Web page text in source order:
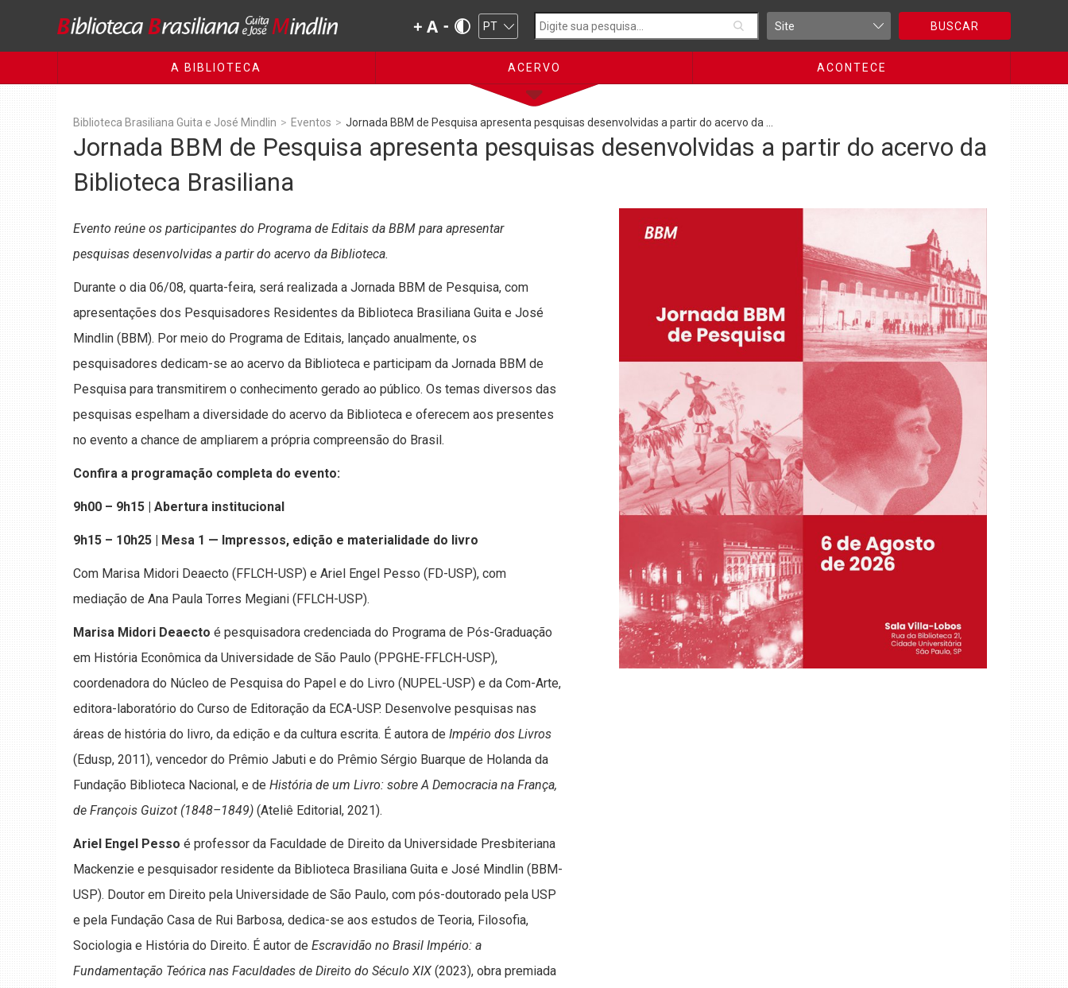
BUSCAR
A BIBLIOTECA ACERVO ACONTECE
Biblioteca Brasiliana Guita e José Mindlin > Eventos > Jornada BBM de Pesquisa apresenta pesquisas desenvolvidas a partir do acervo da ...
Jornada BBM de Pesquisa apresenta pesquisas desenvolvidas a partir do acervo da
Biblioteca Brasiliana
Evento reúne os participantes do Programa de Editais da BBM para apresentar
pesquisas desenvolvidas a partir do acervo da Biblioteca.
Durante o dia 06/08, quarta-feira, será realizada a Jornada BBM de Pesquisa, com
apresentações dos Pesquisadores Residentes da Biblioteca Brasiliana Guita e José
Mindlin (BBM). Por meio do Programa de Editais, lançado anualmente, os
pesquisadores dedicam-se ao acervo da Biblioteca e participam da Jornada BBM de
Pesquisa para transmitirem o conhecimento gerado ao público. Os temas diversos das
pesquisas espelham a diversidade do acervo da Biblioteca e oferecem aos presentes
no evento a chance de ampliarem a própria compreensão do Brasil.
Confira a programação completa do evento:
9h00 – 9h15 | Abertura institucional
9h15 – 10h25 | Mesa 1 — Impressos, edição e materialidade do livro
Com Marisa Midori Deaecto (FFLCH-USP) e Ariel Engel Pesso (FD-USP), com
mediação de Ana Paula Torres Megiani (FFLCH-USP).
Marisa Midori Deaecto é pesquisadora credenciada do Programa de Pós-Graduação
em História Econômica da Universidade de São Paulo (PPGHE-FFLCH-USP),
coordenadora do Núcleo de Pesquisa do Papel e do Livro (NUPEL-USP) e da Com-Arte,
editora-laboratório do Curso de Editoração da ECA-USP. Desenvolve pesquisas nas
áreas de história do livro, da edição e da cultura escrita. É autora de Império dos Livros
(Edusp, 2011), vencedor do Prêmio Jabuti e do Prêmio Sérgio Buarque de Holanda da
Fundação Biblioteca Nacional, e de História de um Livro: sobre A Democracia na França,
de François Guizot (1848–1849) (Ateliê Editorial, 2021).
Ariel Engel Pesso é professor da Faculdade de Direito da Universidade Presbiteriana
Mackenzie e pesquisador residente da Biblioteca Brasiliana Guita e José Mindlin (BBM-
USP). Doutor em Direito pela Universidade de São Paulo, com pós-doutorado pela USP
e pela Fundação Casa de Rui Barbosa, dedica-se aos estudos de Teoria, Filosofia,
Sociologia e História do Direito. É autor de Escravidão no Brasil Império: a
Fundamentação Teórica nas Faculdades de Direito do Século XIX (2023), obra premiada